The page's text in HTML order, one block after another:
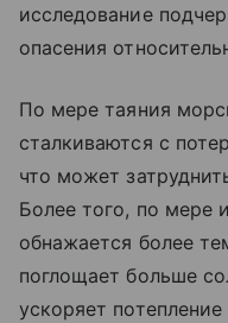
исследование
опасения
По мере таяния
сталкиваются с
что может
Более того, по мере
обнажается более
поглощает больше
ускоряет